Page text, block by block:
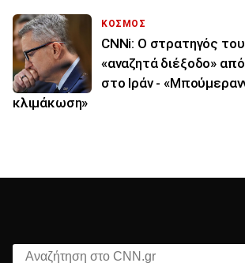
ΚΟΣΜΟΣ
CNNi: Ο στρατηγός
«αναζητά διέξοδο»
στο Ιράν -
κλιμάκωση»
Αναζήτηση στο CNN.gr